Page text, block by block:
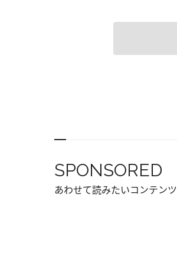
SPONSORED
あわせて読みたいコンテンツ